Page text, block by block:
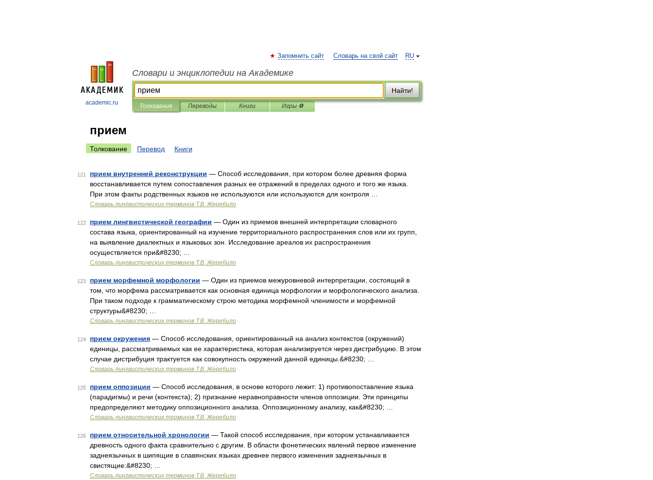
academic.ru
RU
Запомнить сайт Словарь на свой сайт
Словари и энциклопедии на Академике
Найти!
Толкования Переводы Книги Игры ⚽
прием
Толкование Перевод Книги
121 прием внутренней реконструкции — Способ исследования, при котором более древняя форма
восстанавливается путем сопоставления разных ее отражений в пределах одного и того же языка.
При этом факты родственных языков не используются или используются для контроля …
Словарь лингвистических терминов Т.В. Жеребило
122 прием лингвистической географии — Один из приемов внешней интерпретации словарного
состава языка, ориентированный на изучение территориального распространения слов или их групп,
на выявление диалектных и языковых зон. Исследование ареалов их распространения
осуществляется при&#8230; …
Словарь лингвистических терминов Т.В. Жеребило
123 прием морфемной морфологии — Один из приемов межуровневой интерпретации, состоящий в
том, что морфема рассматривается как основная единица морфологии и морфологического анализа.
При таком подходе к грамматическому строю методика морфемной членимости и морфемной
структуры&#8230; …
Словарь лингвистических терминов Т.В. Жеребило
124 прием окружения — Способ исследования, ориентированный на анализ контекстов (окружений)
единицы, рассматриваемых как ее характеристика, которая анализируется через дистрибуцию. В этом
случае дистрибуция трактуется как совокупность окружений данной единицы.&#8230; …
Словарь лингвистических терминов Т.В. Жеребило
125 прием оппозиции — Способ исследования, в основе которого лежит: 1) противопоставление языка
(парадигмы) и речи (контекста); 2) признание неравноправности членов оппозиции. Эти принципы
предопределяют методику оппозиционного анализа. Оппозиционному анализу, как&#8230; …
Словарь лингвистических терминов Т.В. Жеребило
126 прием относительной хронологии — Такой способ исследования, при котором устанавливается
древность одного факта сравнительно с другим. В области фонетических явлений первое изменение
заднеязычных в шипящие в славянских языках древнее первого изменения заднеязычных в
свистящие:&#8230; …
Словарь лингвистических терминов Т.В. Жеребило